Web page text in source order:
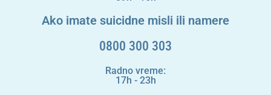
Ako imate suicidne misli ili namere
0800 300 303
Radno vreme:
17h - 23h